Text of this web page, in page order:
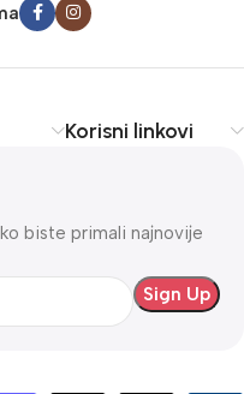
Korisni linkovi
biste primali najnovije